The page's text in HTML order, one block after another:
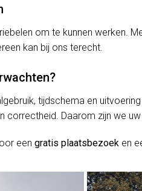
om te kunnen werken.
kan bij ons terecht.
tijdschema en
correctheid. Daarom zijn we
eengratis plaatsbezoek en